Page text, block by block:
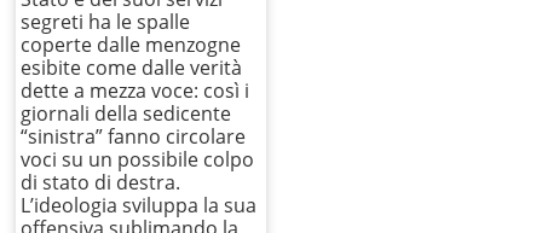
segreti ha le spalle
coperte dalle menzogne
esibite come dalle verità
dette a mezza voce: così i
giornali della sedicente
“sinistra” fanno circolare
voci su un possibile colpo
di stato di destra.
L’ideologia sviluppa la sua